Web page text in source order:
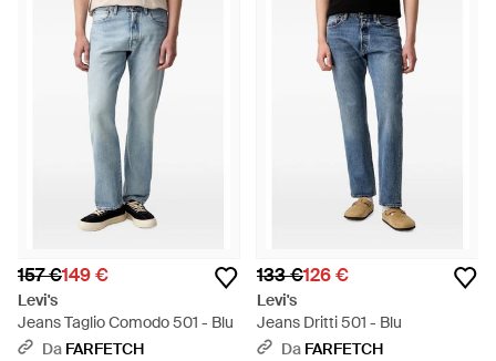
157 €149 €
Levi's
Jeans Taglio Comodo 501 - Blu
Da FARFETCH
133 €126 €
Levi's
Jeans Dritti 501 - Blu
Da FARFETCH